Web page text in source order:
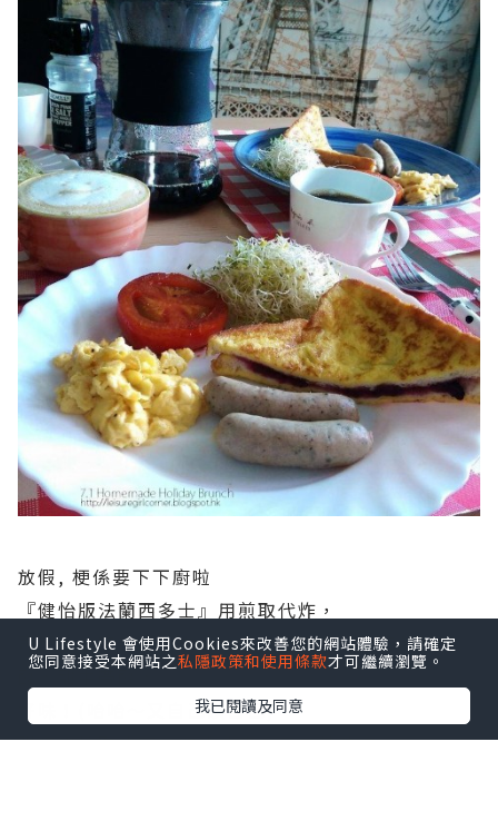
放假, 梗係要下下廚啦
『健怡版法蘭西多士』用煎取代炸，
再配上自家製果醬夾心，淋上楓糖漿，中和雜梅嘅
酸，甜中帶酸，
好味！(哈哈～又自己讚自己)
腸仔用烚取代煎，夠晒健康，無失其味道。
U Lifestyle 會使用Cookies來改善您的網站體驗，請確定
您同意接受本網站之私隱政策和使用條款才可繼續瀏覽。
我已閱讀及同意